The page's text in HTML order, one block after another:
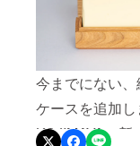
今までにない
ケースを追加し
KOJIMAYAの新